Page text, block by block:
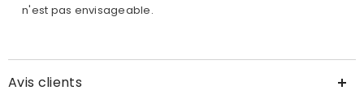
n'est pas envisageable.
Avis clients